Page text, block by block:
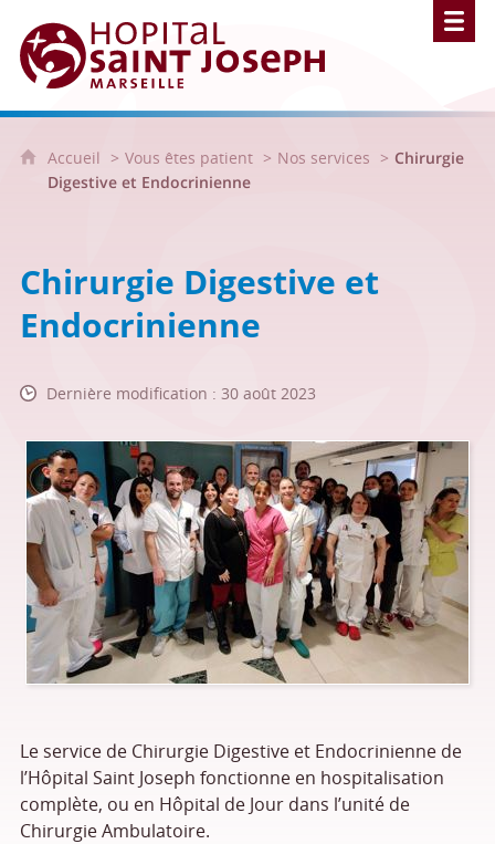
Hôpital Saint Joseph - Marseille
Accueil Vous êtes patient Nos services
Chirurgie
Digestive et Endocrinienne
Chirurgie Digestive et
Endocrinienne
Dernière modification : 30 août 2023
Le service de Chirurgie Digestive et Endocrinienne de
l’Hôpital Saint Joseph fonctionne en hospitalisation
complète, ou en Hôpital de Jour dans l’unité de
Chirurgie Ambulatoire.